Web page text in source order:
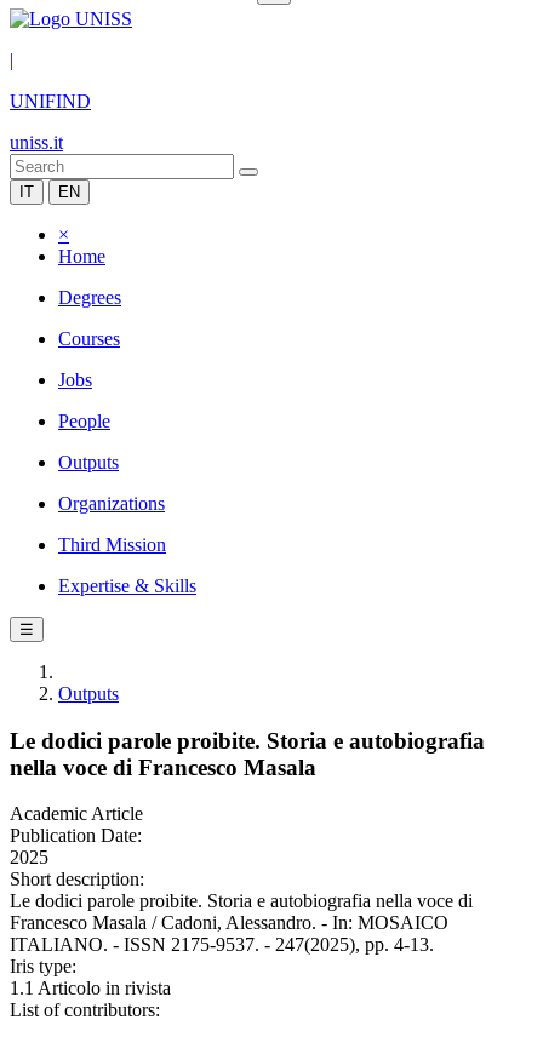
|
UNIFIND
uniss.it
IT EN
×
Home
Degrees
Courses
Jobs
People
Outputs
Organizations
Third Mission
Expertise & Skills
☰
Outputs
Le dodici parole proibite. Storia e autobiografia
nella voce di Francesco Masala
Academic Article
Publication Date:
2025
Short description:
Le dodici parole proibite. Storia e autobiografia nella voce di
Francesco Masala / Cadoni, Alessandro. - In: MOSAICO
ITALIANO. - ISSN 2175-9537. - 247(2025), pp. 4-13.
Iris type:
1.1 Articolo in rivista
List of contributors: